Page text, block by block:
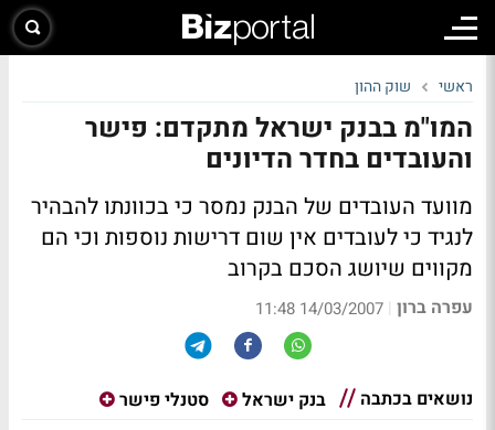
ראשי שוק ההון
המו"מ בבנק ישראל מתקדם: פישר
והעובדים בחדר הדיונים
מוועד העובדים של הבנק נמסר כי בכוונתו להבהיר
לנגיד כי לעובדים אין שום דרישות נוספות וכי הם
מקווים שיושג הסכם בקרוב
עפרה ברון |
14/03/2007 11:48
נושאים בכתבה בנק ישראל סטנלי פישר